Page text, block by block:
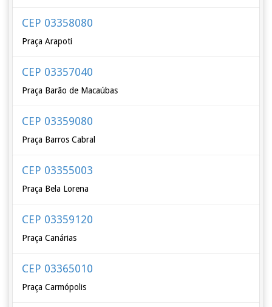
CEP 03358080
Praça Arapoti
CEP 03357040
Praça Barão de Macaúbas
CEP 03359080
Praça Barros Cabral
CEP 03355003
Praça Bela Lorena
CEP 03359120
Praça Canárias
CEP 03365010
Praça Carmópolis